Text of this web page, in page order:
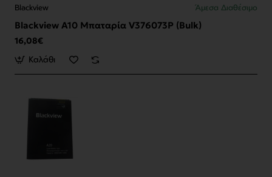
Blackview Άμεσα Διαθέσιμο
Blackview A10 Μπαταρία V376073P (Bulk)
16,08€
Καλάθι